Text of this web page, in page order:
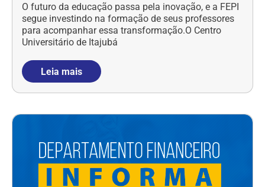
O futuro da educação passa pela inovação, e a FEPI
segue investindo na formação de seus professores
para acompanhar essa transformação.O Centro
Universitário de Itajubá
Leia mais